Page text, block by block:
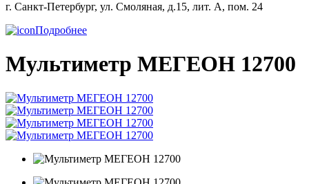
г. Санкт-Петербург, ул. Смоляная, д.15, лит. А, пом. 24
Подробнее
Мультиметр МЕГЕОН 12700